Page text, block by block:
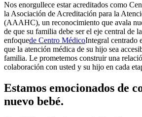
Nos enorgullece estar acreditados como
la Asociación de Acreditación para la
(AAAHC), un reconocimiento que avala
de que su familia debe ser el eje central de
enfoquede Centro MédicoIntegral centrado
que la atención médica de su hijo sea
familia. Le prometemos construir una
colaboración con usted y su hijo en cada
Estamos emocionados de
nuevo bebé.